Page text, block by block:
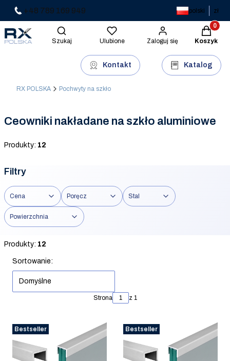
+48 789 169 949 polski zł
Otwórz wyszukiwarkę
Szukaj Ulubione Zaloguj się Koszyk
Kontakt Katalog
RX POLSKA Pochwyty na szkło
Ceowniki nakładane na szkło aluminiowe
Produkty: 12
Filtry
Cena Poręcz Stal
Powierzchnia
Koniec filtrów
Produkty: 12
Lista produktów
Sortowanie:
Domyślne
Strona z 1
Bestseller Bestseller